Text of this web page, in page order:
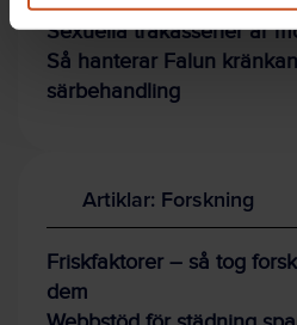
Sexuella trakasserier är
Så hanterar Falun
särbehandling
Artiklar: Forskning
Friskfaktorer – så tog
dem